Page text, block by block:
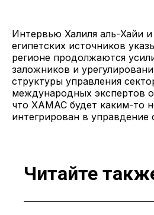
Интервью Халиля аль-Хайи
египетских источников
регионе продолжаются
заложников и
структуры управления
международных экспертов
что ХАМАС будет каким-то
интегрирован в управдение
Читайте